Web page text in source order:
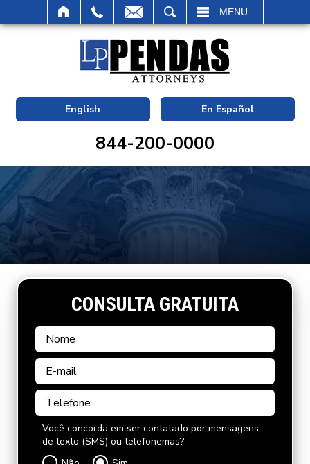
MENU
English En Español
844-200-0000
CONSULTA GRATUITA
Você concorda em ser contatado por mensagens
de texto (SMS) ou telefonemas?